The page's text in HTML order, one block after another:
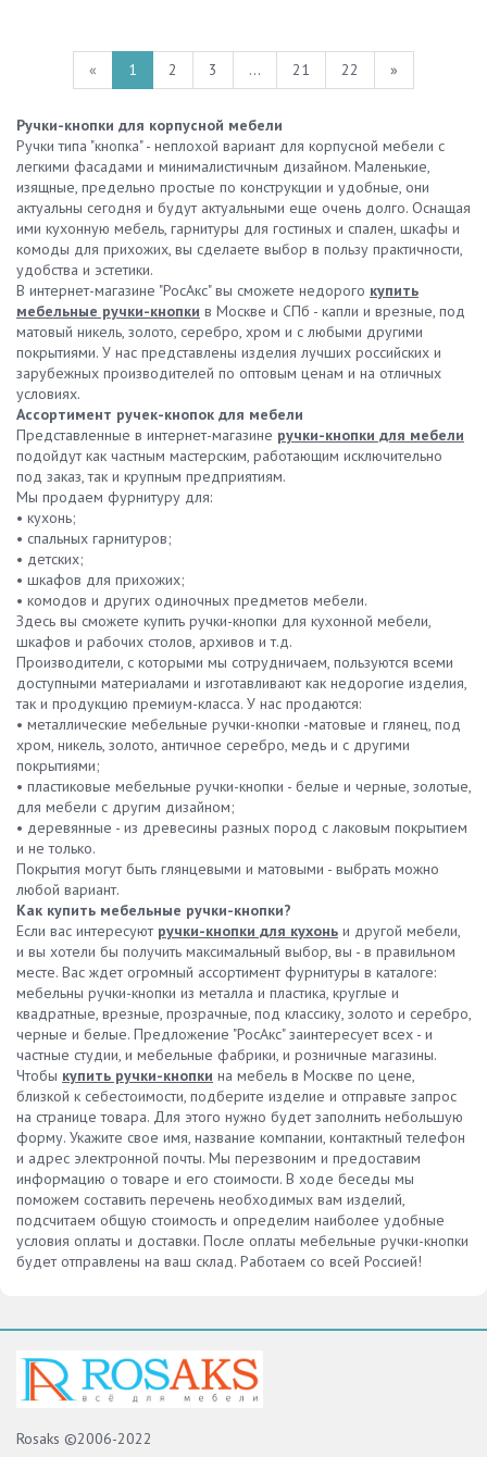
« 1 2 3 ... 21 22 »
Ручки-кнопки для корпусной мебели
Ручки типа "кнопка" - неплохой вариант для корпусной мебели с
легкими фасадами и минималистичным дизайном. Маленькие,
изящные, предельно простые по конструкции и удобные, они
актуальны сегодня и будут актуальными еще очень долго. Оснащая
ими кухонную мебель, гарнитуры для гостиных и спален, шкафы и
комоды для прихожих, вы сделаете выбор в пользу практичности,
удобства и эстетики.
В интернет-магазине "РосАкс" вы сможете недорого купить
мебельные ручки-кнопки в Москве и СПб - капли и врезные, под
матовый никель, золото, серебро, хром и с любыми другими
покрытиями. У нас представлены изделия лучших российских и
зарубежных производителей по оптовым ценам и на отличных
условиях.
Ассортимент ручек-кнопок для мебели
Представленные в интернет-магазине ручки-кнопки для мебели
подойдут как частным мастерским, работающим исключительно
под заказ, так и крупным предприятиям.
Мы продаем фурнитуру для:
• кухонь;
• спальных гарнитуров;
• детских;
• шкафов для прихожих;
• комодов и других одиночных предметов мебели.
Здесь вы сможете купить ручки-кнопки для кухонной мебели,
шкафов и рабочих столов, архивов и т.д.
Производители, с которыми мы сотрудничаем, пользуются всеми
доступными материалами и изготавливают как недорогие изделия,
так и продукцию премиум-класса. У нас продаются:
• металлические мебельные ручки-кнопки -матовые и глянец, под
хром, никель, золото, античное серебро, медь и с другими
покрытиями;
• пластиковые мебельные ручки-кнопки - белые и черные, золотые,
для мебели с другим дизайном;
• деревянные - из древесины разных пород с лаковым покрытием
и не только.
Покрытия могут быть глянцевыми и матовыми - выбрать можно
любой вариант.
Как купить мебельные ручки-кнопки?
Если вас интересуют ручки-кнопки для кухонь и другой мебели,
и вы хотели бы получить максимальный выбор, вы - в правильном
месте. Вас ждет огромный ассортимент фурнитуры в каталоге:
мебельны ручки-кнопки из металла и пластика, круглые и
квадратные, врезные, прозрачные, под классику, золото и серебро,
черные и белые. Предложение "РосАкс" заинтересует всех - и
частные студии, и мебельные фабрики, и розничные магазины.
Чтобы купить ручки-кнопки на мебель в Москве по цене,
близкой к себестоимости, подберите изделие и отправьте запрос
на странице товара. Для этого нужно будет заполнить небольшую
форму. Укажите свое имя, название компании, контактный телефон
и адрес электронной почты. Мы перезвоним и предоставим
информацию о товаре и его стоимости. В ходе беседы мы
поможем составить перечень необходимых вам изделий,
подсчитаем общую стоимость и определим наиболее удобные
условия оплаты и доставки. После оплаты мебельные ручки-кнопки
будет отправлены на ваш склад. Работаем со всей Россией!
Rosaks ©2006-2022